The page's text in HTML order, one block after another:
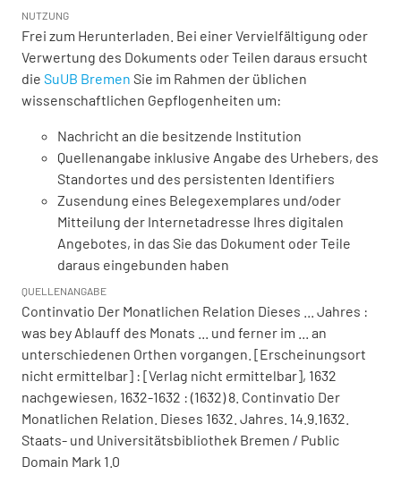
NUTZUNG
Frei zum Herunterladen. Bei einer Vervielfältigung oder
Verwertung des Dokuments oder Teilen daraus ersucht
die SuUB Bremen Sie im Rahmen der üblichen
wissenschaftlichen Gepflogenheiten um:
Nachricht an die besitzende Institution
Quellenangabe inklusive Angabe des Urhebers, des
Standortes und des persistenten Identifiers
Zusendung eines Belegexemplares und/oder
Mitteilung der Internetadresse Ihres digitalen
Angebotes, in das Sie das Dokument oder Teile
daraus eingebunden haben
QUELLENANGABE
Continvatio Der Monatlichen Relation Dieses ... Jahres :
was bey Ablauff des Monats ... und ferner im ... an
unterschiedenen Orthen vorgangen. [Erscheinungsort
nicht ermittelbar] : [Verlag nicht ermittelbar], 1632
nachgewiesen, 1632-1632 : (1632) 8. Continvatio Der
Monatlichen Relation. Dieses 1632. Jahres. 14.9.1632.
Staats- und Universitätsbibliothek Bremen / Public
Domain Mark 1.0